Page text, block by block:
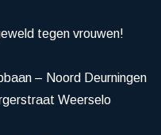
tegen vrouwen!
– Noord Deurningen
Weerselo